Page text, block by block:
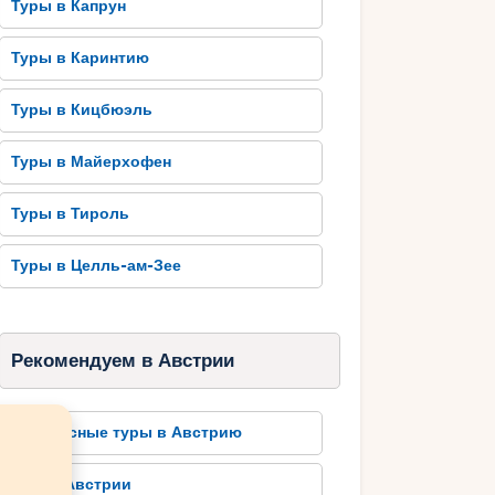
Туры в Капрун
Туры в Каринтию
Туры в Кицбюэль
Туры в Майерхофен
Туры в Тироль
Туры в Целль-ам-Зее
Рекомендуем в Австрии
Автобусные туры в Австрию
Отели Австрии